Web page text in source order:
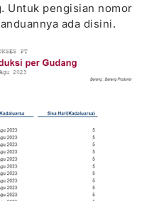
Untuk pengisian nomor
ada disini.